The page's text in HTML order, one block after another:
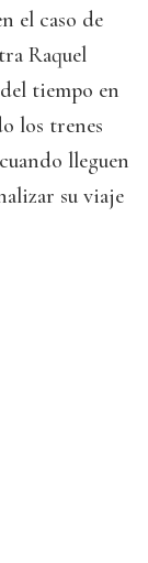
el caso de
Raquel
tiempo en
los trenes
lleguen
su viaje